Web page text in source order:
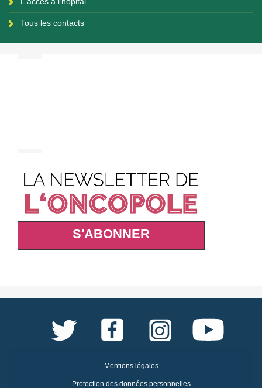
Tous les contacts
S'ABONNER
Mentions légales
Protection des données personnelles